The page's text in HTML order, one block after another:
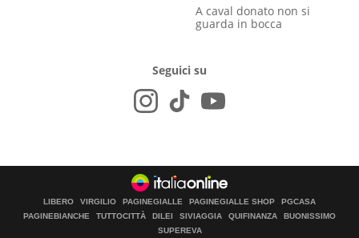
A caval donato non si
guarda in bocca
Seguici su
LIBERO VIRGILIO PAGINEGIALLE PAGINEGIALLE SHOP
PGCASA
PAGINEBIANCHE
TUTTOCITTÀ DILEI SIVIAGGIA QUIFINANZA
BUONISSIMO
SUPEREVA